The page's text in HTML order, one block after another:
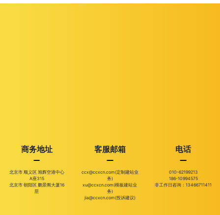
商务地址
北京市 顺义区 旭辉空港中心
A座315
北京市 朝阳区 鹏景阁大厦16
层
客服邮箱
ccx@ccxcn.com(定制建站业
务)
xu@ccxcn.com(模板建站业
务)
jia@ccxcn.com(投诉建议)
电话
010-62199213
186-10994575
非工作日咨询：13466711411